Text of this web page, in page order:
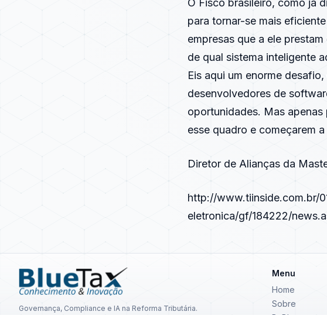
O Fisco brasileiro, como já
para tornar-se mais
empresas que a ele
de qual sistema inteligente
Eis aqui um enorme
desenvolvedores de
oportunidades. Mas
esse quadro e começarem
Diretor de Alianças da
http://www.tiinside.com.br/
eletronica/gf/184222/
Governança, Compliance e IA na Reforma Tributária.
Menu
Home
Sobre